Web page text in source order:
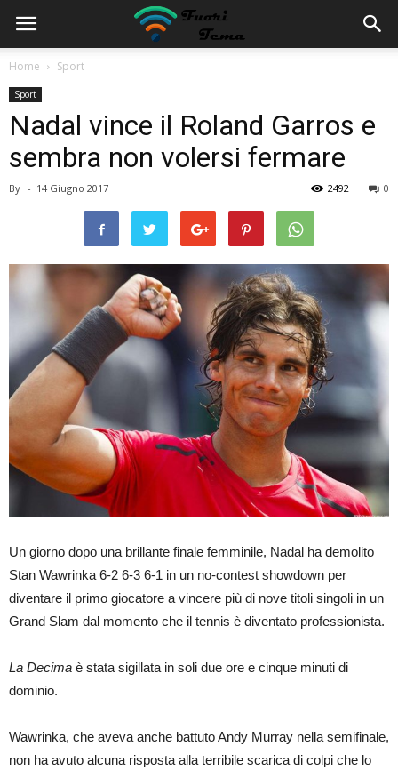
Home Sport
Sport
Nadal vince il Roland Garros e
sembra non volersi fermare
By - 14 Giugno 2017 0
2492
Un giorno dopo una brillante finale femminile, Nadal ha demolito
Stan Wawrinka 6-2 6-3 6-1 in un no-contest showdown per
diventare il primo giocatore a vincere più di nove titoli singoli in un
Grand Slam dal momento che il tennis è diventato professionista.
La Decima è stata sigillata in soli due ore e cinque minuti di
dominio.
Wawrinka, che aveva anche battuto Andy Murray nella semifinale,
non ha avuto alcuna risposta alla terribile scarica di colpi che lo